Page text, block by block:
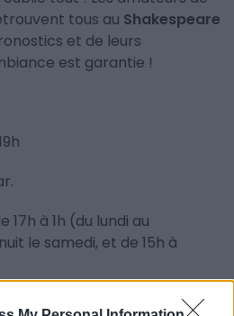
tous au Shakespeare
et de leurs
est garantie !
17h à 1h (du lundi au
le samedi, et de 15h à
est dangereux pour la